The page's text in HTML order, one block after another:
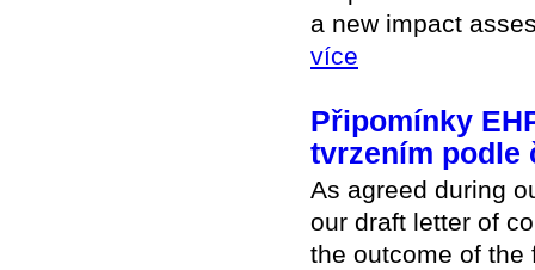
a new impact
více
Připomínky
tvrzením podle
As agreed during
our draft letter of
the outcome of the